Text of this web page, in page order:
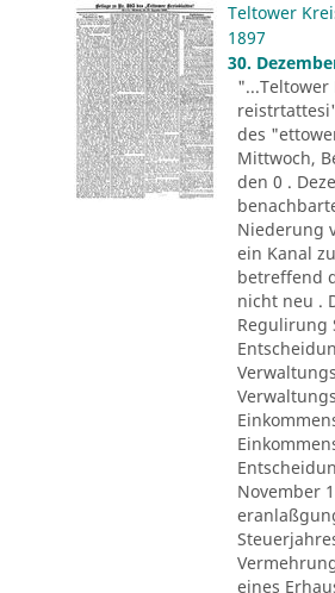
Teltower
1897
30.
des
Mittwoch,
den 0 .
Niederung
ein Kanal
betreffend
nicht neu .
Regulirung
November
eines